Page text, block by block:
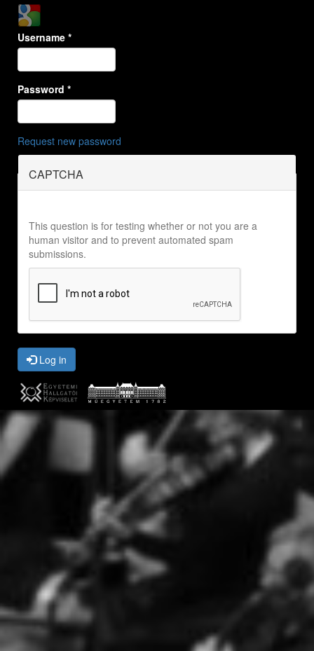
Login with Google
Username *
Password *
Request new password
CAPTCHA
This question is for testing whether or not you are a
human visitor and to prevent automated spam
submissions.
Log in